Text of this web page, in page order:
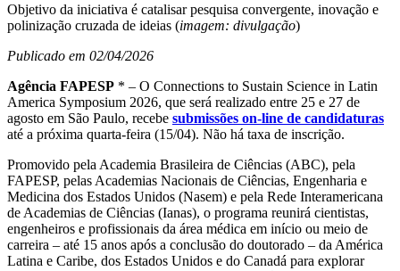
Objetivo da iniciativa é catalisar pesquisa convergente, inovação e
polinização cruzada de ideias (imagem: divulgação)
Publicado em 02/04/2026
Agência FAPESP * – O Connections to Sustain Science in Latin
America Symposium 2026, que será realizado entre 25 e 27 de
agosto em São Paulo, recebe submissões on-line de candidaturas
até a próxima quarta-feira (15/04). Não há taxa de inscrição.
Promovido pela Academia Brasileira de Ciências (ABC), pela
FAPESP, pelas Academias Nacionais de Ciências, Engenharia e
Medicina dos Estados Unidos (Nasem) e pela Rede Interamericana
de Academias de Ciências (Ianas), o programa reunirá cientistas,
engenheiros e profissionais da área médica em início ou meio de
carreira – até 15 anos após a conclusão do doutorado – da América
Latina e Caribe, dos Estados Unidos e do Canadá para explorar